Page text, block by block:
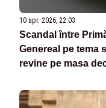
10 apr. 2026, 22:03
Scandal între
Genereal pe tema
revine pe masa